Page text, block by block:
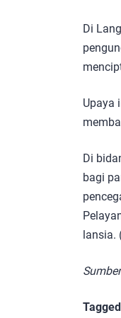
Di
Upaya
Di
bagi
lansia.